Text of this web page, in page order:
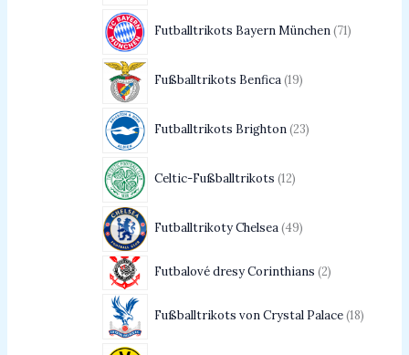
Futballtrikots Bayern München 71
Fußballtrikots Benfica 19
Futballtrikots Brighton 23
Celtic-Fußballtrikots 12
Futballtrikoty Chelsea 49
Futbalové dresy Corinthians 2
Fußballtrikots von Crystal Palace 18